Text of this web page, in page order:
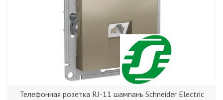
Телефонная розетка RJ-11 шампань Schneider Electric